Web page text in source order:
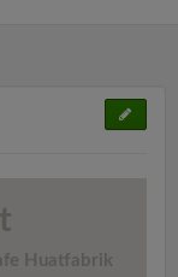
Huatfabrik